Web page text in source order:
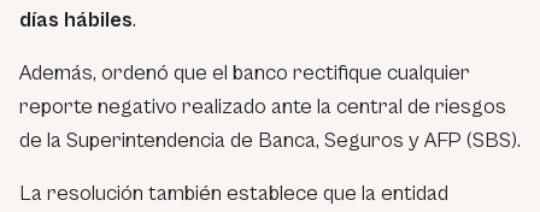
días hábiles.
Además, ordenó que el banco rectifique cualquier
reporte negativo realizado ante la central de riesgos
de la Superintendencia de Banca, Seguros y AFP (SBS).
La resolución también establece que la entidad